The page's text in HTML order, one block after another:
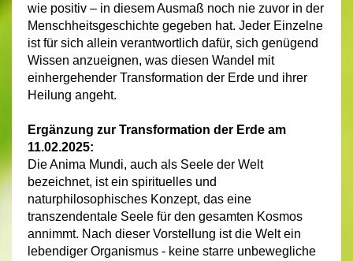
wie positiv – in diesem Ausmaß noch nie zuvor in der
Menschheitsgeschichte gegeben hat. Jeder Einzelne
ist für sich allein verantwortlich dafür, sich genügend
Wissen anzueignen, was diesen Wandel mit
einhergehender Transformation der Erde und ihrer
Heilung angeht.
Ergänzung zur Transformation der Erde am
11.02.2025:
Die Anima Mundi, auch als Seele der Welt
bezeichnet, ist ein spirituelles und
naturphilosophisches Konzept, das eine
transzendentale Seele für den gesamten Kosmos
annimmt. Nach dieser Vorstellung ist die Welt ein
lebendiger Organismus - keine starre unbewegliche